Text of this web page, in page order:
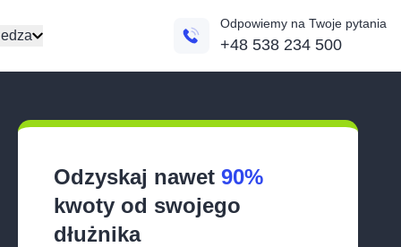
Odpowiemy na Twoje pytania
+48 538 234 500
Odzyskaj nawet 90%
kwoty od swojego
dłużnika